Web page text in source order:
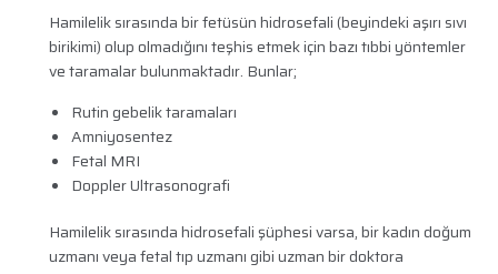
Hamilelik sırasında bir fetüsün hidrosefali (beyindeki aşırı sıvı
birikimi) olup olmadığını teşhis etmek için bazı tıbbi yöntemler
ve taramalar bulunmaktadır. Bunlar;
Rutin gebelik taramaları
Amniyosentez
Fetal MRI
Doppler Ultrasonografi
Hamilelik sırasında hidrosefali şüphesi varsa, bir kadın doğum
uzmanı veya fetal tıp uzmanı gibi uzman bir doktora